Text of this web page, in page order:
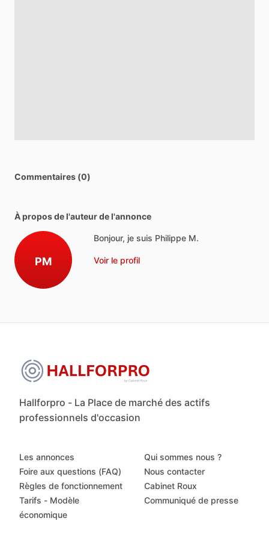
Commentaires (0)
À propos de l'auteur de l'annonce
PM
Bonjour, je suis Philippe M.
Voir le profil
Hallforpro - La Place de marché des actifs
professionnels d'occasion
Les annonces
Foire aux questions (FAQ)
Règles de fonctionnement
Tarifs - Modèle
économique
Qui sommes nous ?
Nous contacter
Cabinet Roux
Communiqué de presse